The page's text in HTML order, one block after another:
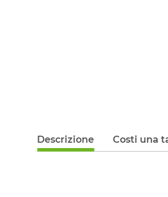
Descrizione Costi una